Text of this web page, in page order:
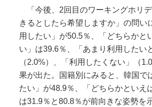
「今後、2回目のワーキングホリ
きるとしたら希望しますか」の問い
用したい」が50.5％、「どちらかと
い」は39.6％、「あまり利用したい
（2.0%）、「利用したくない」（
果が出た。国籍別にみると、韓国で
たい」が48.9％、「どちらかといえ
は31.9％と80.8％が前向きな姿勢を